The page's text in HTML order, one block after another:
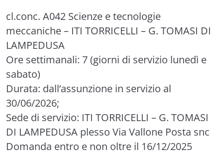
cl.conc. A042 Scienze e tecnologie
meccaniche– ITI TORRICELLI – G. TOMASI DI
LAMPEDUSA
Ore settimanali: 7 (giorni di servizio lunedì e
sabato)
Durata: dall’assunzione in servizio al
30/06/2026;
Sede di servizio: ITI TORRICELLI – G. TOMASI
DI LAMPEDUSA plesso Via Vallone Posta snc
Domanda entro e non oltre il 16/12/2025